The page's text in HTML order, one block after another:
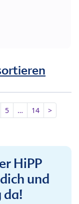
5 … 14 >
HiPP
und
da!